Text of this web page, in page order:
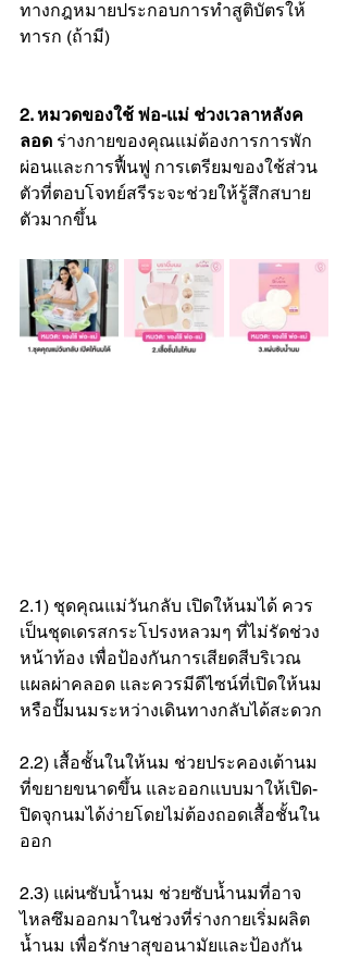
ทางกฎหมายประกอบการทำสูติบัตรให้
ทารก (ถ้ามี)
2. หมวดของใช้ พ่อ-แม่ ช่วงเวลาหลังค
ลอด ร่างกายของคุณแม่ต้องการการพัก
ผ่อนและการฟื้นฟู การเตรียมของใช้ส่วน
ตัวที่ตอบโจทย์สรีระจะช่วยให้รู้สึกสบาย
ตัวมากขึ้น
2.1) ชุดคุณแม่วันกลับ เปิดให้นมได้ ควร
เป็นชุดเดรสกระโปรงหลวมๆ ที่ไม่รัดช่วง
หน้าท้อง เพื่อป้องกันการเสียดสีบริเวณ
แผลผ่าคลอด และควรมีดีไซน์ที่เปิดให้นม
หรือปั๊มนมระหว่างเดินทางกลับได้สะดวก
2.2) เสื้อชั้นในให้นม ช่วยประคองเต้านม
ที่ขยายขนาดขึ้น และออกแบบมาให้เปิด-
ปิดจุกนมได้ง่ายโดยไม่ต้องถอดเสื้อชั้นใน
ออก
2.3) แผ่นซับน้ำนม ช่วยซับน้ำนมที่อาจ
ไหลซึมออกมาในช่วงที่ร่างกายเริ่มผลิต
น้ำนม เพื่อรักษาสุขอนามัยและป้องกัน